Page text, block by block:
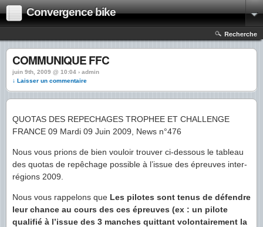
Convergence bike
Recherche
COMMUNIQUE FFC
juin 9th, 2009 @ 10:04 › admin
↓ Laisser un commentaire
QUOTAS DES REPECHAGES TROPHEE ET CHALLENGE
FRANCE 09 Mardi 09 Juin 2009, News n°476
Nous vous prions de bien vouloir trouver ci-dessous le tableau
des quotas de repêchage possible à l’issue des épreuves inter-
régions 2009.
Nous vous rappelons que Les pilotes sont tenus de défendre
leur chance au cours des ces épreuves (ex : un pilote
qualifié à l’issue des 3 manches quittant volontairement la